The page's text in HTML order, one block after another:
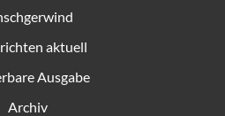
aktuell
Ausgabe
Archiv